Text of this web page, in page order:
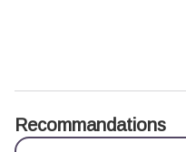
Recommandations